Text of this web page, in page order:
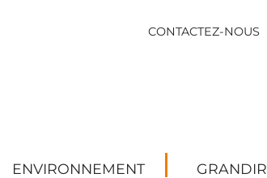
CONTACTEZ-NOUS
ENVIRONNEMENT GRANDIR